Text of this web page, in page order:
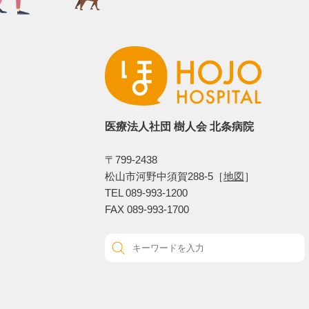
医療法人社団 樹人会 北条病院
〒799-2438
松山市河野中須賀288-5［地図］
TEL 089-993-1200
FAX 089-993-1700